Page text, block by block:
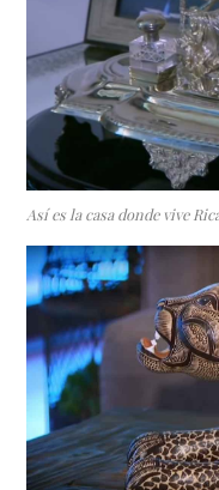
Así es la casa donde vive